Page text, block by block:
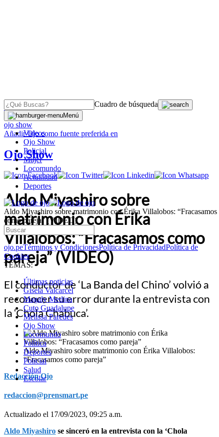
Cuadro de búsqueda
Menú
Videos
Ojo Show
Policial
Mujer
Locomundo
Actualidad
Deportes
Aldo Miyashiro sobre matrimonio con Érika Villalobos: “Fracasamos
como pareja” (VIDEO)
ojo.peTérminos y CondicionesPolítica de PrivacidadPolítica de
Cookies
TEMAS:
Últimas noticias
Gisela Valcarcel
Magaly Medina
Cuto Guadalupe
Melissa Paredes
Ojo Show
Locomundo
Política
Deportes
Policial
Salud
Escolar
OJO
ojo show
AñadirOjocomo fuente preferida en
Ojo Show
Aldo Miyashiro sobre
matrimonio con Érika
Villalobos: “Fracasamos como
pareja” (VIDEO)
El conductor de ‘La Banda del Chino’ volvió a
reconocer su error durante la entrevista con
la ‘Chola Chabuca’.
Aldo Miyashiro sobre matrimonio con Érika Villalobos:
“Fracasamos como pareja”
Redacción Ojo
redaccion@prensmart.pe
Actualizado el 17/09/2023, 09:25 a.m.
Aldo Miyashiro se sinceró en la entrevista con la ‘Chola